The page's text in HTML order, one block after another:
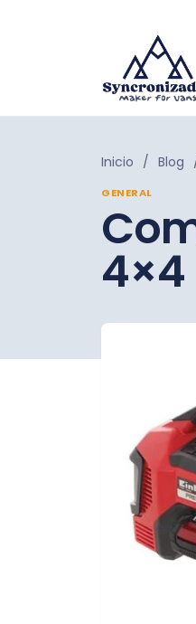
Inicio / Blog
GENERAL
4×4